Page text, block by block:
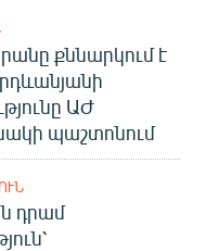
քննարկում է
ԱԺ
պաշտոնում
դրամ